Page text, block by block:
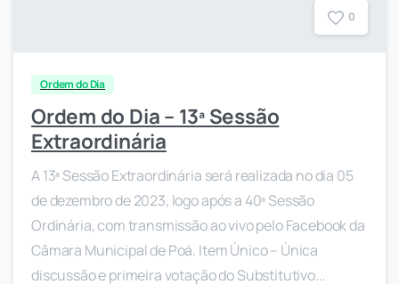
0
Ordem do Dia
Ordem do Dia – 13ª Sessão
Extraordinária
A 13ª Sessão Extraordinária será realizada no dia 05
de dezembro de 2023, logo após a 40ª Sessão
Ordinária, com transmissão ao vivo pelo Facebook da
Câmara Municipal de Poá. Item Único – Única
discussão e primeira votação do Substitutivo...